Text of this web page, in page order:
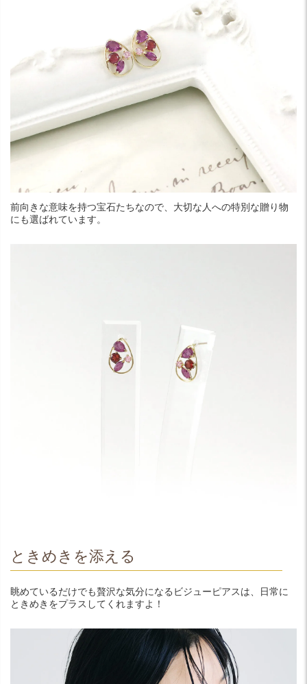
前向きな意味を持つ宝石たちなので、大切な人への特別な贈り物
にも選ばれています。
ときめきを添える
眺めているだけでも贅沢な気分になるビジューピアスは、日常に
ときめきをプラスしてくれますよ！